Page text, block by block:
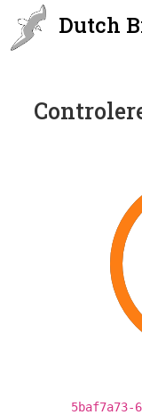
Dutch
5baf7a73-